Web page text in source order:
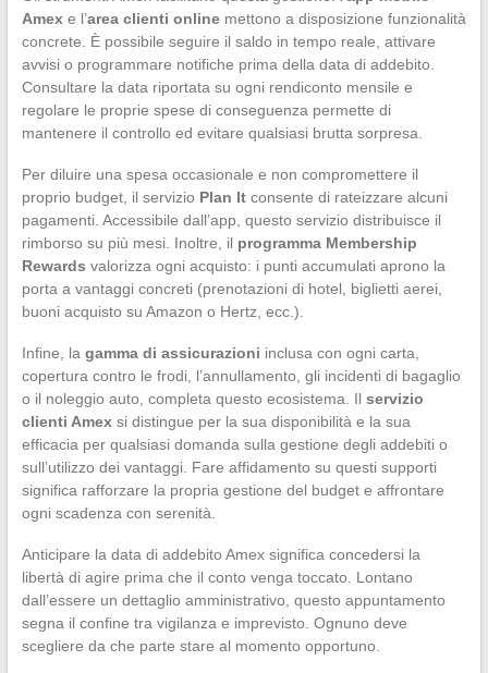
Amexe l’area clienti onlinemettono a disposizione funzionalità
concrete. È possibile seguire il saldo in tempo reale, attivare
avvisi o programmare notifiche prima della data di addebito.
Consultare la data riportata su ogni rendiconto mensile e
regolare le proprie spese di conseguenza permette di
mantenere il controllo ed evitare qualsiasi brutta sorpresa.
Per diluire una spesa occasionale e non compromettere il
proprio budget, il servizio Plan Itconsente di rateizzare alcuni
pagamenti. Accessibile dall’app, questo servizio distribuisce il
rimborso su più mesi. Inoltre, il programma Membership
Rewards valorizza ogni acquisto: i punti accumulati aprono la
porta a vantaggi concreti (prenotazioni di hotel, biglietti aerei,
buoni acquisto su Amazon o Hertz, ecc.).
Infine, la gamma di assicurazioni inclusa con ogni carta,
copertura contro le frodi, l’annullamento, gli incidenti di bagaglio
o il noleggio auto, completa questo ecosistema. Il servizio
clienti Amexsi distingue per la sua disponibilità e la sua
efficacia per qualsiasi domanda sulla gestione degli addebiti o
sull’utilizzo dei vantaggi. Fare affidamento su questi supporti
significa rafforzare la propria gestione del budget e affrontare
ogni scadenza con serenità.
Anticipare la data di addebito Amex significa concedersi la
libertà di agire prima che il conto venga toccato. Lontano
dall’essere un dettaglio amministrativo, questo appuntamento
segna il confine tra vigilanza e imprevisto. Ognuno deve
scegliere da che parte stare al momento opportuno.